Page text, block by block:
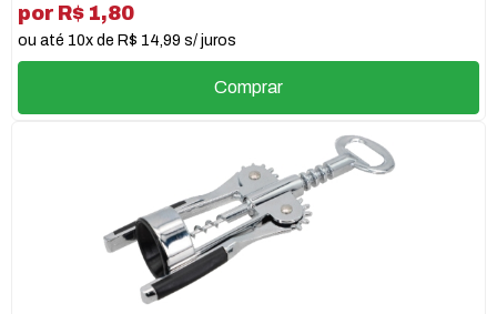
por R$ 1,80
ou até 10x de R$ 14,99 s/ juros
Comprar